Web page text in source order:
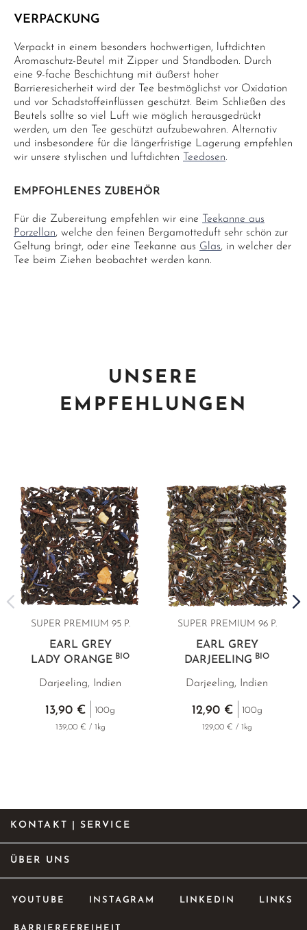
VERPACKUNG
Verpackt in einem besonders hochwertigen, luftdichten
Aromaschutz-Beutel mit Zipper und Standboden. Durch
eine 9-fache Beschichtung mit äußerst hoher
Barrieresicherheit wird der Tee bestmöglichst vor Oxidation
und vor Schadstoffeinflüssen geschützt. Beim Schließen des
Beutels sollte so viel Luft wie möglich herausgedrückt
werden, um den Tee geschützt aufzubewahren. Alternativ
und insbesondere für die längerfristige Lagerung empfehlen
wir unsere stylischen und luftdichten
Teedosen.
EMPFOHLENES ZUBEHÖR
Für die Zubereitung empfehlen wir eine
Teekanne aus
Porzellan, welche den feinen Bergamotteduft sehr schön zur
Geltung bringt, oder eine Teekanne aus Glas, in welcher der
Tee beim Ziehen beobachtet werden kann.
UNSERE
EMPFEHLUNGEN
SUPER PREMIUM 95 P.
EARL GREY
LADY ORANGE BIO
Darjeeling, Indien
13,90 € 100g
139,00 € / 1kg
SUPER PREMIUM 96 P.
EARL GREY
DARJEELING BIO
Darjeeling, Indien
12,90 € 100g
129,00 € / 1kg
KONTAKT | SERVICE
ÜBER UNS
YOUTUBE INSTAGRAM LINKEDIN LINKS
BARRIEREFREIHEIT